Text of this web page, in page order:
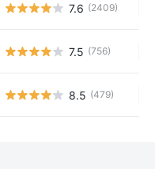
7.6 (2409)
7.5 (756)
8.5 (479)